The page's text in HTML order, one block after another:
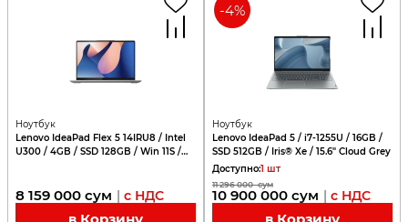
Ноутбук
Lenovo IdeaPad Flex 5 14IRU8 / Intel
U300 / 4GB / SSD 128GB / Win 11S /
8 159 000 сум | с НДС
в Корзину
-4%
Ноутбук
Lenovo IdeaPad 5 / i7-1255U / 16GB /
SSD 512GB / Iris® Xe / 15.6" Cloud Grey
Доступно:1 шт
11 296 000 сум
10 900 000 сум | с НДС
в Корзину